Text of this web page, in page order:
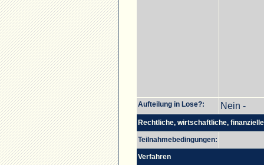
Aufteilung in Lose?: Nein -
Rechtliche, wirtschaftliche,
Teilnahmebedingungen:
Verfahren